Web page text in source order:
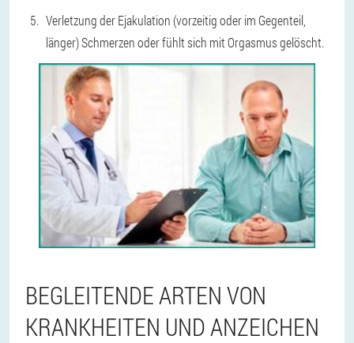
Verletzung der Ejakulation (vorzeitig oder im Gegenteil,
länger) Schmerzen oder fühlt sich mit Orgasmus gelöscht.
BEGLEITENDE ARTEN VON
KRANKHEITEN UND ANZEICHEN